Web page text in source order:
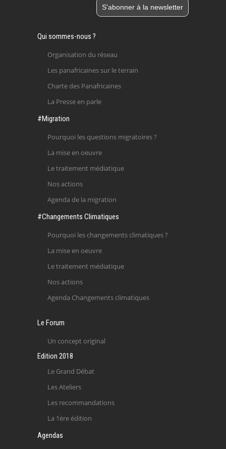
Qui sommes-nous ?
Organisation du réseau
Les panafricaines sur le terrain
Charte des Panafricaines
La Presse en parle
#Migration
Pourquoi les questions migratoires ?
La mise en oeuvre
Le traitement médiatique
Nos actions
Agenda de la migration
#Changements Climatiques
Pourquoi les changements climatiques ?
La mise en oeuvre
Le traitement médiatique
Nos actions
Agenda Changements climatiques
Le Forum
Un concept original
Edition 2018
Le Grand Débat
Les Ateliers
Les recommandations
La 1ère édition
Agendas